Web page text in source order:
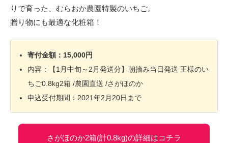
りで育った、むらおか農園特製のいちご。
贈り物にも最適な化粧箱！
寄付金額：15,000円
内容：【1月中旬～2月発送分】朝摘み当日発送 王様のい
ちご0.8kg2箱 /農園直送 /さがほのか
申込受付期間：2021年2月20日まで
さがほのか2箱(計0.8kg)の詳細はコチラ